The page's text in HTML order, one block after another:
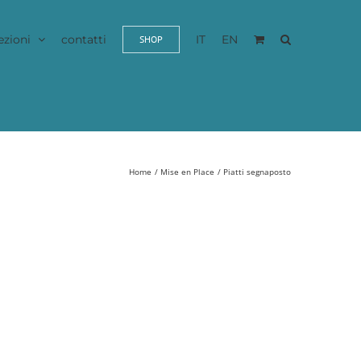
contatti SHOP IT EN
Home Mise en Place Piatti segnaposto